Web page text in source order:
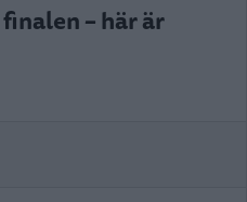
– här är